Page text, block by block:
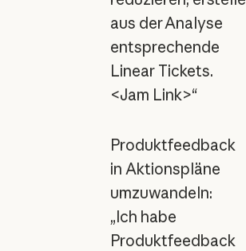
aus der Analyse
entsprechende
Linear Tickets.
<Jam Link>“
Produktfeedback
in Aktionspläne
umzuwandeln:
„Ich habe
Produktfeedback